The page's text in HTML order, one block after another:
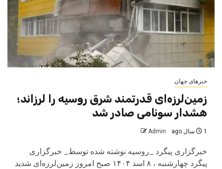
خبرهای جهان
زمین‌لرزه‌ای قدرتمند شرق روسیه را لرزاند؛
هشدار سونامی صادر شد
1 سال ago Admin
خبرگزاری پیگرد _روسیه نوشته شده توسط_ خبرگزاری
پیگرد چهارشنبه ، ۸ اسد ۱۴۰۴ صبح امروز زمین‌لرزه‌ای شدید